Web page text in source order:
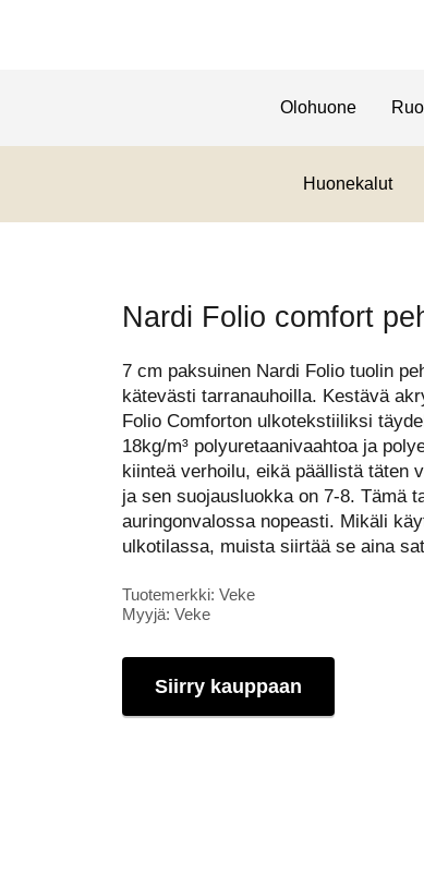
Olohuone
Huonekalut
Nardi Folio comfort
7 cm paksuinen Nardi Folio tuolin
kätevästi tarranauhoilla. Kestävä
Folio Comforton ulkotekstiiliksi
18kg/m³ polyuretaanivaahtoa ja
kiinteä verhoilu, eikä päällistä täten
ja sen suojausluokka on 7-8. Tämä
auringonvalossa nopeasti. Mikäli
ulkotilassa, muista siirtää se aina
Tuotemerkki: Veke
Myyjä: Veke
Siirry kauppaan